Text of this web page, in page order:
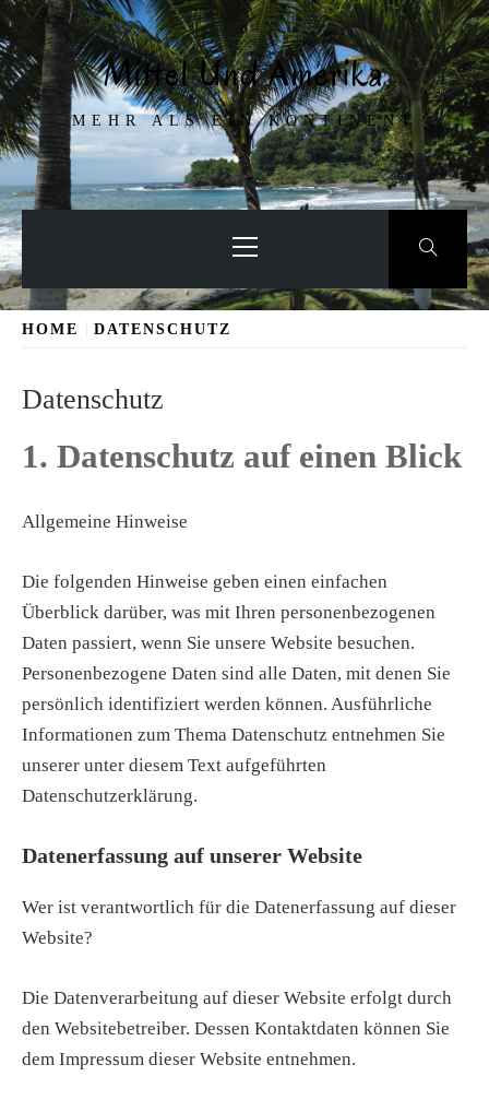
Skip
to
content
Mittel Und Amerika
MEHR ALS EIN KONTINENT
Menu
HOME DATENSCHUTZ
Datenschutz
1. Datenschutz auf einen Blick
Allgemeine Hinweise
Die folgenden Hinweise geben einen einfachen
Überblick darüber, was mit Ihren personenbezogenen
Daten passiert, wenn Sie unsere Website besuchen.
Personenbezogene Daten sind alle Daten, mit denen Sie
persönlich identifiziert werden können. Ausführliche
Informationen zum Thema Datenschutz entnehmen Sie
unserer unter diesem Text aufgeführten
Datenschutzerklärung.
Datenerfassung auf unserer Website
Wer ist verantwortlich für die Datenerfassung auf dieser
Website?
Die Datenverarbeitung auf dieser Website erfolgt durch
den Websitebetreiber. Dessen Kontaktdaten können Sie
dem Impressum dieser Website entnehmen.